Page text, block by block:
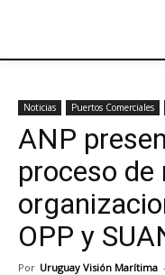
Noticias Puertos Comerciales
ANP
proceso de
OPP y
Por Uruguay Visión Marítima -